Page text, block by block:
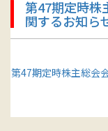
第47期定時株
関するお知ら
第47期定時株主総会